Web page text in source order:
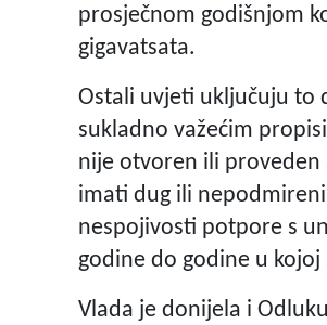
prosječnom godišnjom
gigavatsata.
Ostali uvjeti uključuju to
sukladno važećim
nije otvoren ili proveden
imati dug ili
nespojivosti potpore s
godine do godine u
Vlada je donijela i